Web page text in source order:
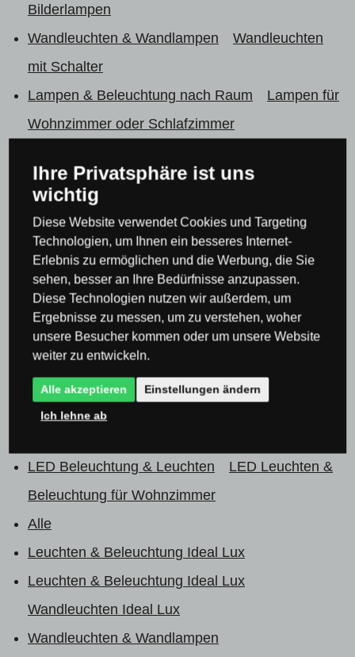
Bilderlampen
Wandleuchten & Wandlampen
Wandleuchten
mit Schalter
Lampen & Beleuchtung nach Raum
Lampen für
Wohnzimmer oder Schlafzimmer
Wohnzimmer oder Schlafzimmer
Kronleuchter
für Schlafzimmer
Schlafzimmer
Lampen & Beleuchtung nach Raum
Lampen für
Wohnzimmer oder Schlafzimmer
Kronleuchter
für Wohnzimmer
Wandleuchten & Lampen für
Wohnzimmer
LED Beleuchtung & Leuchten
LED Beleuchtung & Leuchten
LED Beleuchtung & Leuchten
LED Leuchten &
Beleuchtung für Wohnzimmer
Alle
Leuchten & Beleuchtung Ideal Lux
Leuchten & Beleuchtung Ideal Lux
Wandleuchten Ideal Lux
Wandleuchten & Wandlampen
Ihre Privatsphäre ist uns
wichtig
Diese Website verwendet Cookies und Targeting
Technologien, um Ihnen ein besseres Internet-
Erlebnis zu ermöglichen und die Werbung, die Sie
sehen, besser an Ihre Bedürfnisse anzupassen.
Diese Technologien nutzen wir außerdem, um
Ergebnisse zu messen, um zu verstehen, woher
unsere Besucher kommen oder um unsere Website
weiter zu entwickeln.
Alle akzeptieren Einstellungen ändern
Ich lehne ab